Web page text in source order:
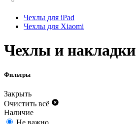
Чехлы для iPad
Чехлы для Xiaomi
Чехлы и накладки
Фильтры
Закрыть
Очистить всё
Наличие
Не важно